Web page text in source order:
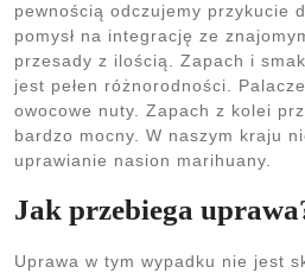
pewnością odczujemy przykucie
pomysł na integrację ze
przesady z ilością. Zapach i
jest pełen różnorodności.
owocowe nuty. Zapach z kolei
bardzo mocny. W naszym kraju
uprawianie nasion marihuany.
Jak przebiega
Uprawa w tym wypadku nie jest